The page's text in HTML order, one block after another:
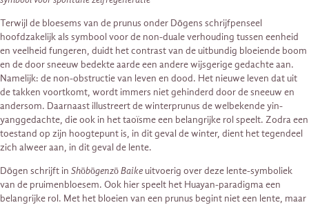
Terwijl de bloesems van de prunus onder Dōgens schrijfpenseel
hoofdzakelijk als symbool voor de non-duale verhouding tussen eenheid
en veelheid fungeren, duidt het contrast van de uitbundig bloeiende boom
en de door sneeuw bedekte aarde een andere wijsgerige gedachte aan.
Namelijk: de non-obstructie van leven en dood. Het nieuwe leven dat uit
de takken voortkomt, wordt immers niet gehinderd door de sneeuw en
andersom. Daarnaast illustreert de winterprunus de welbekende yin-
yanggedachte, die ook in het taoïsme een belangrijke rol speelt. Zodra een
toestand op zijn hoogtepunt is, in dit geval de winter, dient het tegendeel
zich alweer aan, in dit geval de lente.
Dōgen schrijft in Shōbōgenzō Baike uitvoerig over deze lente-symboliek
van de pruimenbloesem. Ook hier speelt het Huayan-paradigma een
belangrijke rol. Met het bloeien van een prunus begint niet een lente, maar